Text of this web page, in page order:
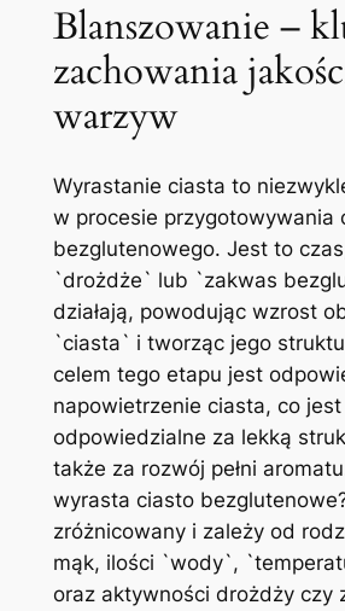
Blanszowanie –
zachowania
warzyw
Wyrastanie ciasta to
w procesie przygotowywania
bezglutenowego. Jest to
`drożdże` lub `zakwas
działają, powodując wzrost
`ciasta` i tworząc jego
celem tego etapu jest
napowietrzenie ciasta, co jest
odpowiedzialne za lekką
także za rozwój pełni
wyrasta ciasto
zróżnicowany i zależy od
mąk, ilości `wody`,
oraz aktywności drożdży czy